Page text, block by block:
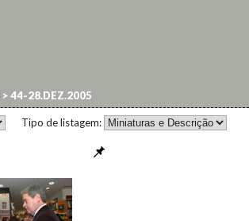
>44-28.DEZ.2005
Tipo de listagem: